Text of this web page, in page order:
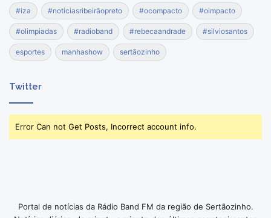
#iza #noticiasribeirãopreto #ocompacto #oimpacto
#olimpiadas #radioband #rebecaandrade #silviosantos
esportes manhashow sertãozinho
Twitter
Error Can not Get Posts, Incorrect account info.
Portal de notícias da Rádio Band FM da região de Sertãozinho.